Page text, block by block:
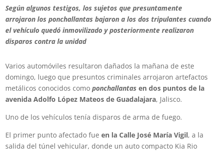
Según algunos testigos, los sujetos que presuntamente
arrojaron los ponchallantas bajaron a los dos tripulantes cuando
el vehículo quedó inmovilizado y posteriormente realizaron
disparos contra la unidad
Varios automóviles resultaron dañados la mañana de este
domingo, luego que presuntos criminales arrojaron artefactos
metálicos conocidos comoponchallantasen dos puntos de la
avenida Adolfo López Mateos de Guadalajara, Jalisco.
Uno de los vehículos tenía disparos de arma de fuego.
El primer punto afectado fueen la Calle José María Vigil, a la
salida del túnel vehicular, donde un auto compacto Kia Rio